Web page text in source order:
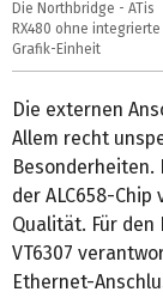
Die Northbridge - ATis
RX480 ohne integrierte
Grafik-Einheit
Die externen
Allem recht
Besonderheiten.
der ALC658-
Qualität. Für den
VT6307
Ethernet-